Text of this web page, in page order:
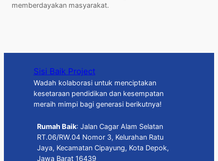
memberdayakan masyarakat.
Sisi Baik Project
Wadah kolaborasi untuk menciptakan
kesetaraan pendidikan dan kesempatan
meraih mimpi bagi generasi berikutnya!
Rumah Baik: Jalan Cagar Alam Selatan
RT.06/RW.04 Nomor 3, Kelurahan Ratu
Jaya, Kecamatan Cipayung, Kota Depok,
Jawa Barat 16439